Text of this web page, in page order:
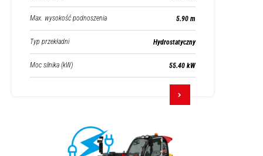
Max. wysokość podnoszenia 5.90 m
Typ przekładni Hydrostatyczny
Moc silnika (kW) 55.40 kW